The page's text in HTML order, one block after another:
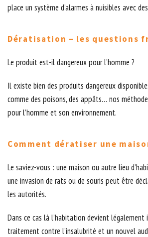
place un système d’alarmes à nuisibles avec
Dératisation – les questions
Le produit est-il dangereux pour l’homme ?
Il existe bien des produits dangereux
comme des poisons, des appâts… nos
pour l’homme et son environnement.
Comment dératiser une
Le saviez-vous : une maison ou autre lieu
une invasion de rats ou de souris peut être
les autorités.
Dans ce cas là l’habitation devient
traitement contre l’insalubrité et un nouvel